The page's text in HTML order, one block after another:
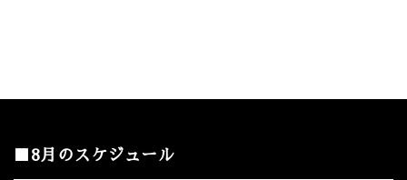
■8月のスケジュール